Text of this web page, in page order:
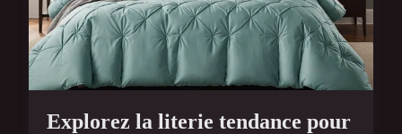
Explorez la literie tendance pour